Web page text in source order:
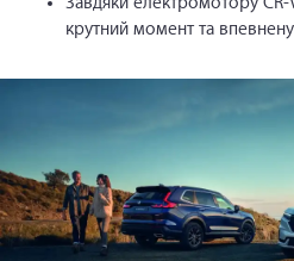
крутний момент та